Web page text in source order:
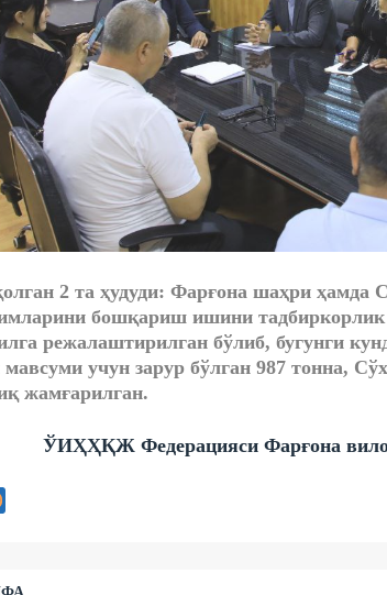
2 та ҳудуди: Фарғона шаҳри ҳамда
бошқариш ишини
режалаштирилган бўлиб, бугунги
учун зарур бўлган 987 тонна,
жамғарилган.
ЎИҲҲҚЖ Федерацияси Фарғона